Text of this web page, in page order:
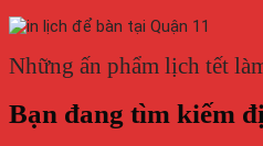
Những ấn phẩm lịch tết
Bạn đang tìm kiếm